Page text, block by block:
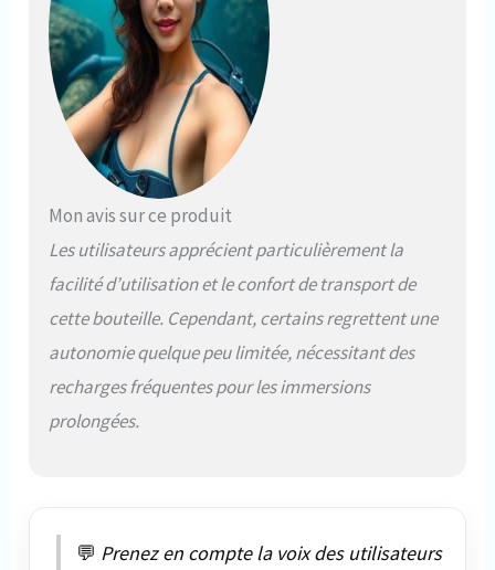
Mon avis sur ce produit
Les utilisateurs apprécient particulièrement la
facilité d’utilisation et le confort de transport de
cette bouteille. Cependant, certains regrettent une
autonomie quelque peu limitée, nécessitant des
recharges fréquentes pour les immersions
prolongées.
💬 Prenez en compte la voix des utilisateurs